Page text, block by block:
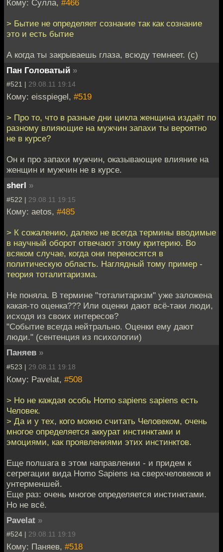
Кому: Сулла, #466
> Бытие не определяет сознание так как сознание
это и есть бытие
А когда ты закрываешь глаза, всюду темнеет. (с)
Пан Головатый »
#521 | 29.08.11 19:14
Кому: eisspiegel, #519
> Про то, что в разные дни цикла женщина издаёт по
разному влияющие на мужчин запахи ты вероятно
не в курсе?
Он и про запахи мужчин, оказывающие влияние на
женщин и мужчин не в курсе.
sherl »
#522 | 29.08.11 19:15
Кому: aetos, #485
> К сожалению, далеко не всегда термины вводимые
в научный оборот отвечают этому критерию. Во
всяком случае, когда они переносятся в
политическую область. Наглядный тому пример -
теория тоталитаризма.
Не поняла. В термине "тоталитаризм" уже заложена
какая-то оценка??? Или оценки дают всё-таки люди,
исходя из своих интересов?
"Событие всегда нейтрально. Оценки ему дают
люди." (сентенция из психологии)
Паняев »
#523 | 29.08.11 19:18
Кому: Pavelat, #508
> Но не каждая особь Homo sapiens sapiens есть
Человек.
> Да и у тех, кого можно считать Человеком, очень
многое определяется аккурат инстинктами и
эмоциями, как проявлениями этих инстинктов.
Еще полшага в этом направлении - и придем к
сегрегации вида Homo Sapiens на сверхчеловеков и
унтерменшей.
Еще раз: очень многое определяется инстинктами.
Но не всё.
Pavelat »
#524 | 29.08.11 19:19
Кому: Паняев, #518